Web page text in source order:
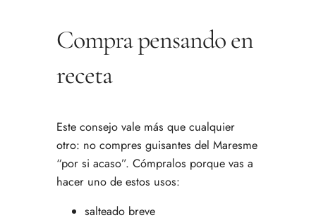
Compra pensando en
receta
Este consejo vale más que cualquier
otro: no compres guisantes del Maresme
“por si acaso”. Cómpralos porque vas a
hacer uno de estos usos:
salteado breve